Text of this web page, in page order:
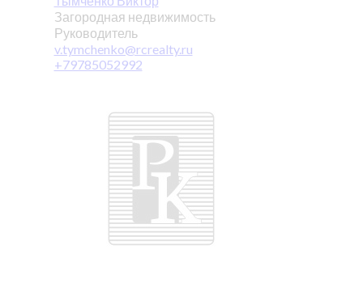
Загородная недвижимость
Руководитель
v.tymchenko@rcrealty.ru
+79785052992